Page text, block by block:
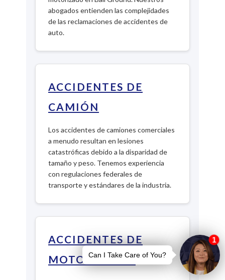
abogados entienden las complejidades
de las reclamaciones de accidentes de
auto.
ACCIDENTES DE
CAMIÓN
Los accidentes de camiones comerciales
a menudo resultan en lesiones
catastróficas debido a la disparidad de
tamaño y peso. Tenemos experiencia
con regulaciones federales de
transporte y estándares de la industria.
ACCIDENTES DE
MOTOCICLETA